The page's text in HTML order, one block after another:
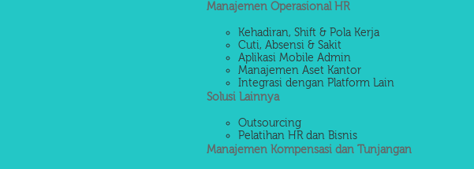
Manajemen Operasional HR
Kehadiran, Shift & Pola Kerja
Cuti, Absensi & Sakit
Aplikasi Mobile Admin
Manajemen Aset Kantor
Integrasi dengan Platform Lain
Solusi Lainnya
Outsourcing
Pelatihan HR dan Bisnis
Manajemen Kompensasi dan Tunjangan